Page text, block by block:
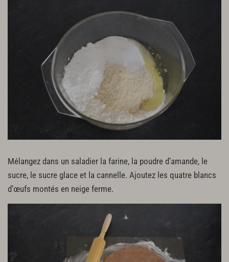
Mélangez dans un saladier la farine, la poudre d’amande, le
sucre, le sucre glace et la cannelle. Ajoutez les quatre blancs
d’œufs montés en neige ferme.